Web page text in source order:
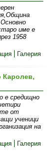
име е
1958
Галерия
Каролев,
е средищно
от
ученици
на
Галерия